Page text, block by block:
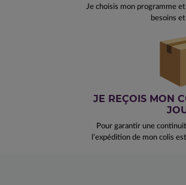
Je choisis mon programme
besoins
JE REÇOIS MON
Pour garantir une
l’expédition de mon colis